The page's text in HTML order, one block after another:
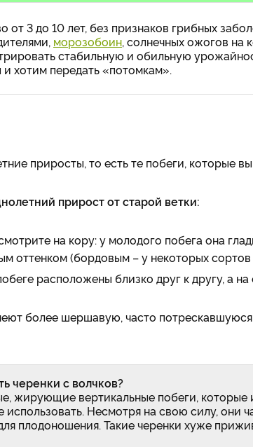
от 3 до 10 лет, без признаков грибных
морозобоин, солнечных ожогов на
стабильную и обильную
и хотим передать «потомкам».
приросты, то есть те побеги, которые
прирост от старой ветки:
на кору: у молодого побега она
оттенком (бордовым – у некоторых
расположены близко друг к другу, а
более шершавую, часто
черенки с волчков?
жирующие вертикальные побеги, которые
использовать. Несмотря на свою силу, они
плодоношения. Такие черенки хуже